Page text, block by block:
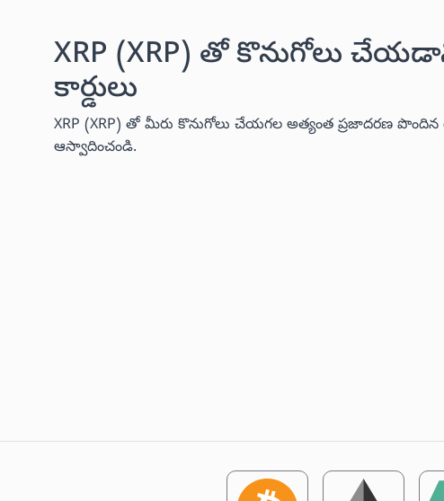
XRP (XRP) తో కొనుగోలు
కార్డులు
XRP (XRP) తో మీరు కొనుగోలు చేయగల అత్యంత ప్రజాదరణ పొందిన
ఆస్వాదించండి.